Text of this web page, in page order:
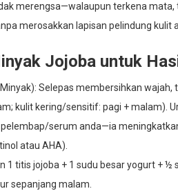
merengsa—walaupun terkena
merosakkan lapisan pelindung kulit
Jojoba untuk
Selepas membersihkan
kulit kering/sensitif: pagi + malam).
serum anda—ia
atau AHA).
1 titis jojoba + 1 sudu besar yogurt +
sepanjang malam.